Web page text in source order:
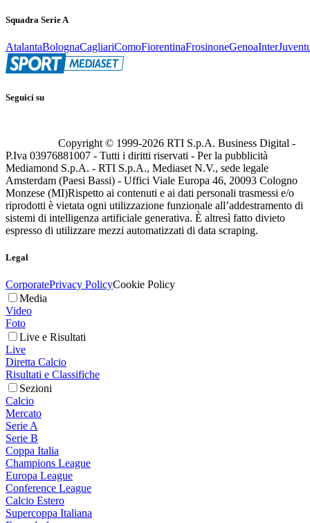
Squadra Serie A
AtalantaBolognaCagliariComoFiorentinaFrosinoneGenoaInter
Seguici su
Copyright © 1999-2026 RTI S.p.A. Business Digital -
P.Iva 03976881007 - Tutti i diritti riservati - Per la pubblicità
Mediamond S.p.A. - RTI S.p.A., Mediaset N.V., sede legale
Amsterdam (Paesi Bassi) - Uffici Viale Europa 46, 20093 Cologno
Monzese (MI)Rispetto ai contenuti e ai dati personali trasmessi e/o
riprodotti è vietata ogni utilizzazione funzionale all’addestramento di
sistemi di intelligenza artificiale generativa. È altresì fatto divieto
espresso di utilizzare mezzi automatizzati di data scraping.
Legal
CorporatePrivacy PolicyCookie Policy
Media
Video
Foto
Live e Risultati
Live
Diretta Calcio
Risultati e Classifiche
Sezioni
Calcio
Mercato
Serie A
Serie B
Coppa Italia
Champions League
Europa League
Conference League
Calcio Estero
Supercoppa Italiana